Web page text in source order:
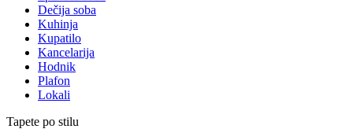
Dečija soba
Kuhinja
Kupatilo
Kancelarija
Hodnik
Plafon
Lokali
Tapete po stilu